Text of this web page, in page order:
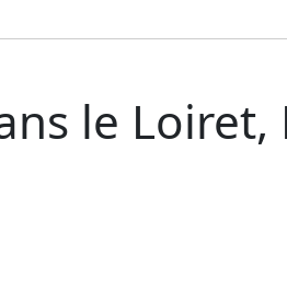
le Loiret,